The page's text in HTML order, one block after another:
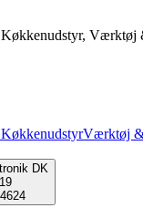
Værktøj
Værktøj
DK